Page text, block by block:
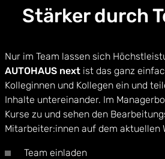
Stärker durch
Nur im Team lassen sich
AUTOHAUS next ist das ganz
Kolleginnen und Kollegen ein und
Inhalte untereinander. Im
Kurse zu und sehen den
Mitarbeiter:innen auf dem aktuellen
Team einladen